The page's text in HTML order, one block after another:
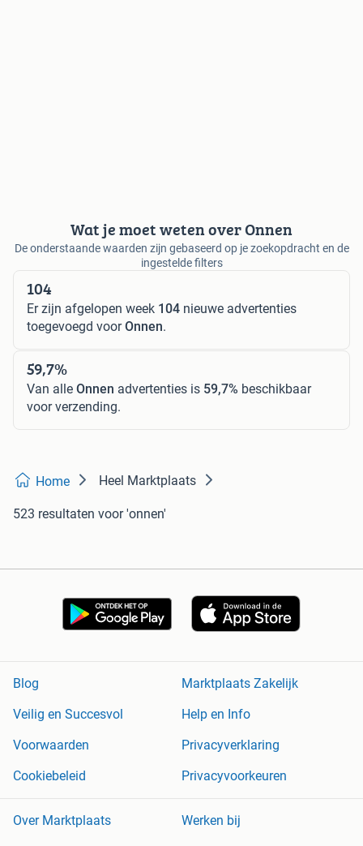
Wat je moet weten over Onnen
De onderstaande waarden zijn gebaseerd op je zoekopdracht en de
ingestelde filters
104
Er zijn afgelopen week 104 nieuwe advertenties
toegevoegd voorOnnen.
59,7%
Van alle Onnen advertenties is 59,7% beschikbaar
voor verzending.
Home Heel Marktplaats
523 resultaten voor 'onnen'
Blog
Marktplaats Zakelijk
Veilig en Succesvol
Help en Info
Voorwaarden
Privacyverklaring
Cookiebeleid
Privacyvoorkeuren
Over Marktplaats
Werken bij